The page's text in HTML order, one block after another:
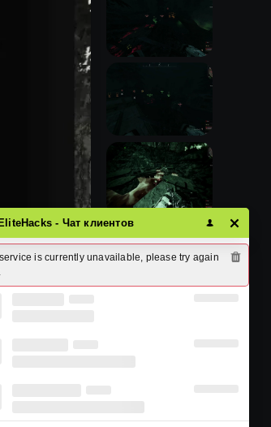
EliteHacks - Чат клиентов
is currently unavailable, please try again